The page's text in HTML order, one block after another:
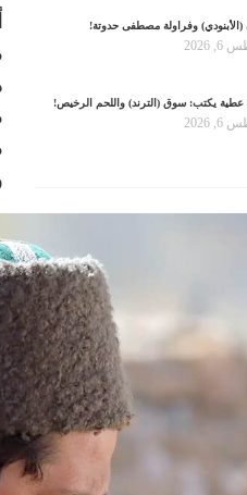
(الأبنودي) وفراولة مصطفى حدوتة!
2026
عطية يكتب: سوق (الترند) واللحم الرخيص!
2026